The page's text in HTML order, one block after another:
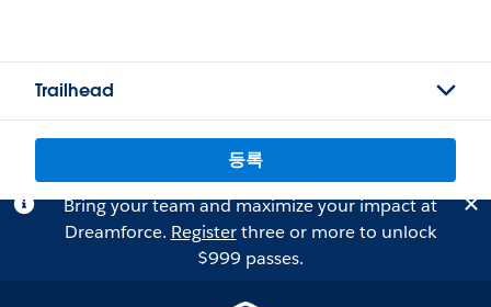
Trailhead
등록
Bring your team and maximize your impact at
Dreamforce. Registerthree or more to unlock
$999 passes.